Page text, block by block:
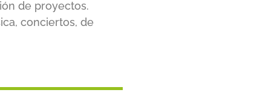
de proyectos.
conciertos, de